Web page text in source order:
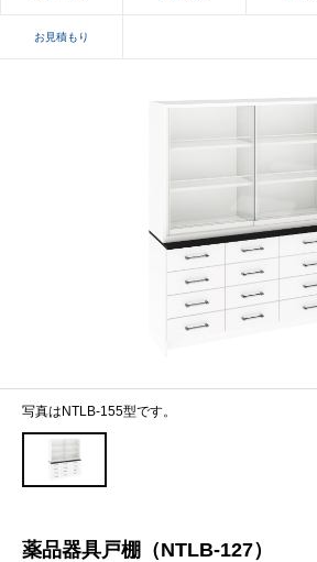
お見積もり
写真はNTLB-155型です。
薬品器具戸棚（NTLB-127）